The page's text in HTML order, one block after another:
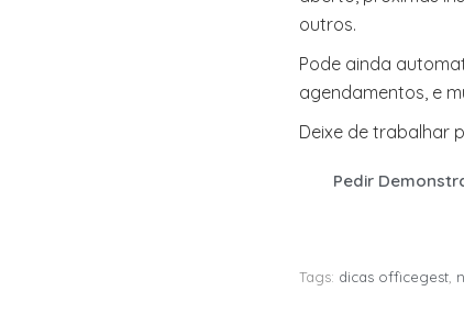
outros.
Pode ainda
agendamentos, e
Deixe de trabalhar
Pedir
Tags: dicas officegest